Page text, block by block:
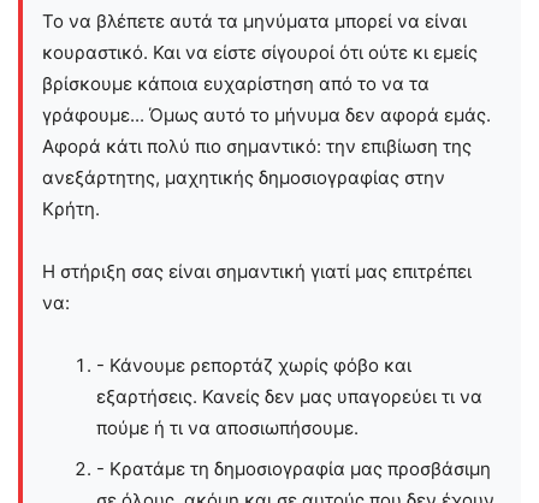
Το να βλέπετε αυτά τα μηνύματα μπορεί να είναι
κουραστικό. Και να είστε σίγουροί ότι ούτε κι εμείς
βρίσκουμε κάποια ευχαρίστηση από το να τα
γράφουμε... Όμως αυτό το μήνυμα δεν αφορά εμάς.
Αφορά κάτι πολύ πιο σημαντικό: την επιβίωση της
ανεξάρτητης, μαχητικής δημοσιογραφίας στην
Kρήτη.
Η στήριξη σας είναι σημαντική γιατί μας επιτρέπει
να:
- Κάνουμε ρεπορτάζ χωρίς φόβο και
εξαρτήσεις. Κανείς δεν μας υπαγορεύει τι να
πούμε ή τι να αποσιωπήσουμε.
- Κρατάμε τη δημοσιογραφία μας προσβάσιμη